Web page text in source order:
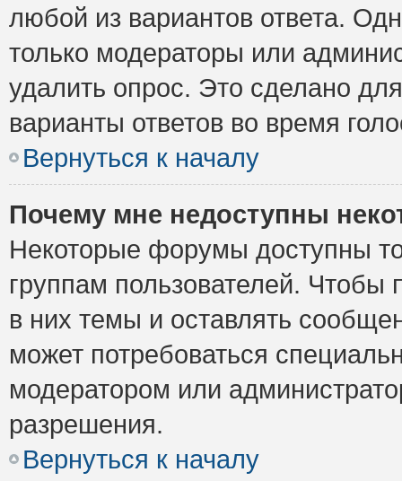
любой из вариантов ответа.
только модераторы или
удалить опрос. Это сделано
варианты ответов во время
Вернуться к началу
Почему мне недоступны
Некоторые форумы доступны
группам пользователей. Чтобы
в них темы и оставлять
может потребоваться
модератором или
разрешения.
Вернуться к началу